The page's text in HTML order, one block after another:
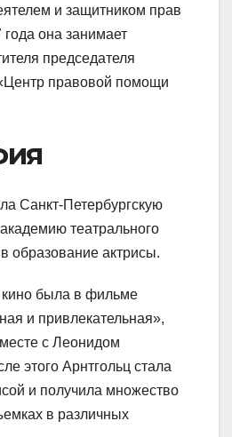
и защитником прав
она занимает
председателя
правовой помощи
Санкт-Петербургскую
театрального
образование актрисы.
была в фильме
и привлекательная»,
с Леонидом
этого Арнтгольц стала
и получила множество
в различных